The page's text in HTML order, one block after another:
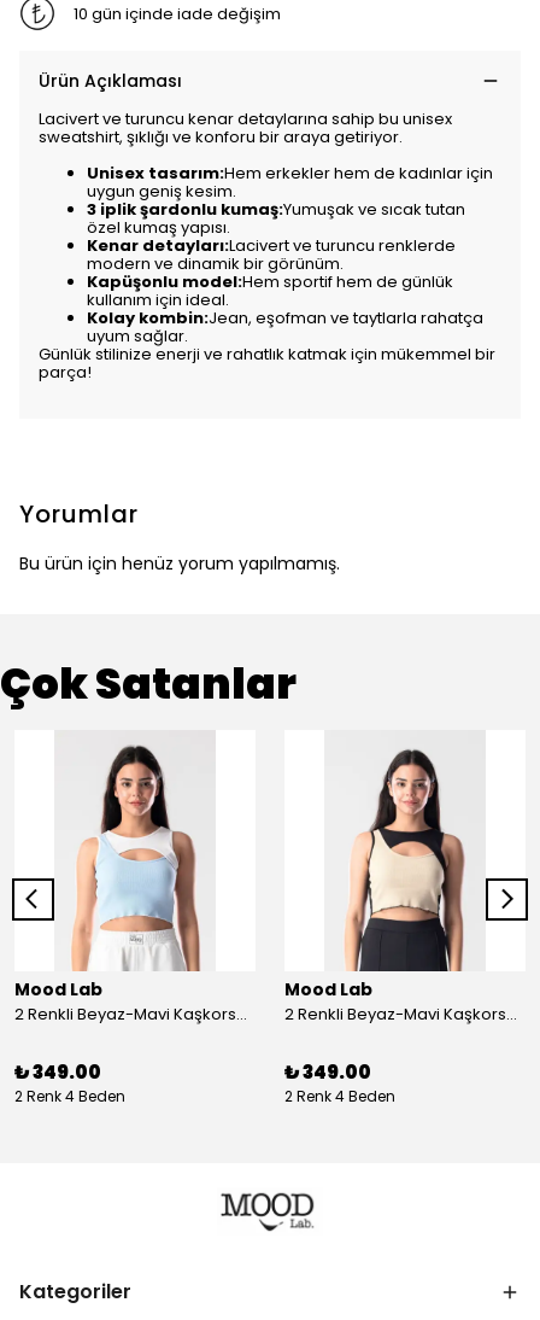
10 gün içinde iade değişim
Ürün Açıklaması
Lacivert ve turuncu kenar detaylarına sahip bu unisex
sweatshirt, şıklığı ve konforu bir araya getiriyor.
Unisex tasarım:Hem erkekler hem de kadınlar için
uygun geniş kesim.
3 iplik şardonlu kumaş:Yumuşak ve sıcak tutan
özel kumaş yapısı.
Kenar detayları:Lacivert ve turuncu renklerde
modern ve dinamik bir görünüm.
Kapüşonlu model:Hem sportif hem de günlük
kullanım için ideal.
Kolay kombin:Jean, eşofman ve taytlarla rahatça
uyum sağlar.
Günlük stilinize enerji ve rahatlık katmak için mükemmel bir
parça!
Yorumlar
Bu ürün için henüz yorum yapılmamış.
Çok Satanlar
Mood Lab
2 Renkli Beyaz-Mavi Kaşkorse Asimetrik Crop Atlet Bluz Top - beyaz-mavi
₺ 349.00
2 Renk 4 Beden
Mood Lab
2 Renkli Beyaz-Mavi Kaşkorse Asimetrik Crop Atlet Bluz Top - siyah-bej
₺ 349.00
2 Renk 4 Beden
Kategoriler